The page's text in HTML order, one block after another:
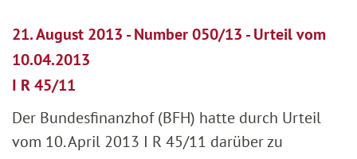
21. August 2013 - Number 050/13 - Urteil vom
10.04.2013
I R 45/11
Der Bundesfinanzhof (BFH) hatte durch Urteil
vom 10. April 2013 I R 45/11 darüber zu